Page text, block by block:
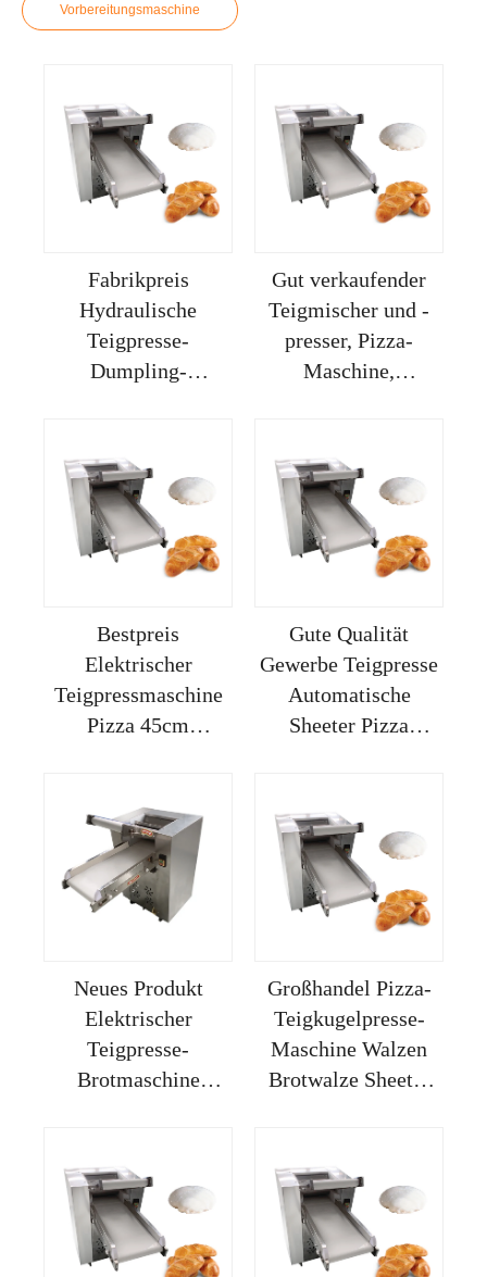
Vorbereitungsmaschine
Fabrikpreis
Hydraulische
Teigpresse-
Dumpling-
Bäckerei 30cm
Tischmodell
Umkehrbar Pizza
Gut verkaufender
Teigmischer und -
presser, Pizza-
Maschine,
Klöße, Hartkneten,
Klein, Vollautomatik
Bestpreis
Elektrischer
Teigpressmaschine
Pizza 45cm
zum Kneten
Gute Qualität
Gewerbe Teigpresse
Automatische
Sheeter Pizza
Neues Produkt
Elektrischer
Teigpresse-
Brotmaschine
Pizza 18 Zoll Faltbar
Hand 40cm
Großhandel Pizza-
Teigkugelpresse-
Maschine Walzen
Brotwalze Sheeter
Elektrisch Kneten
Guss